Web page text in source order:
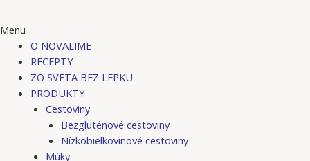
Menu
O NOVALIME
RECEPTY
ZO SVETA BEZ LEPKU
PRODUKTY
Cestoviny
Bezgluténové cestoviny
Nízkobielkovinové cestoviny
Múky